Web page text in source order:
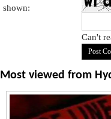
shown:
Can't
Most viewed from